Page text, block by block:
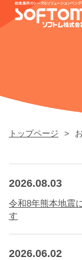
トップページ
2026.08.03
令和8年熊本地震
す
2026.06.02